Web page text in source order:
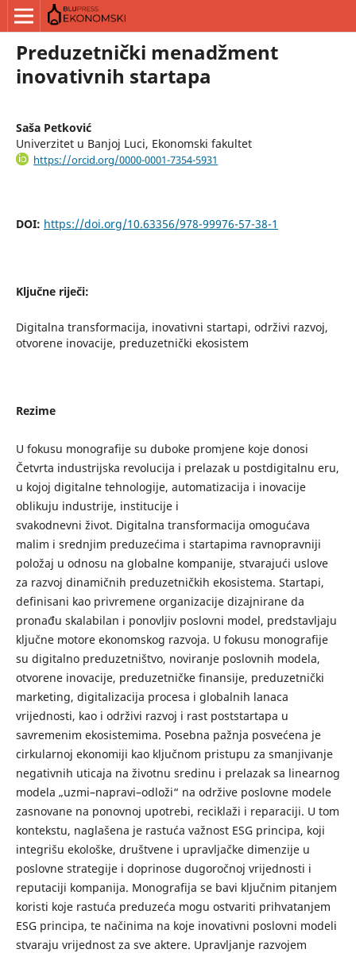
Preduzetnički menadžment
inovativnih startapa
Saša Petković
Univerzitet u Banjoj Luci, Ekonomski fakultet
https://orcid.org/0000-0001-7354-5931
DOI: https://doi.org/10.63356/978-99976-57-38-1
Ključne riječi:
Digitalna transformacija, inovativni startapi, održivi razvoj,
otvorene inovacije, preduzetnički ekosistem
Rezime
U fokusu monografije su duboke promjene koje donosi
Četvrta industrijska revolucija i prelazak u postdigitalnu eru,
u kojoj digitalne tehnologije, automatizacija i inovacije
oblikuju industrije, institucije i
svakodnevni život. Digitalna transformacija omogućava
malim i srednjim preduzećima i startapima ravnopravniji
položaj u odnosu na globalne kompanije, stvarajući uslove
za razvoj dinamičnih preduzetničkih ekosistema. Startapi,
definisani kao privremene organizacije dizajnirane da
pronađu skalabilan i ponovljiv poslovni model, predstavljaju
ključne motore ekonomskog razvoja. U fokusu monografije
su digitalno preduzetništvo, noviranje poslovnih modela,
otvorene inovacije, preduzetničke finansije, preduzetnički
marketing, digitalizacija procesa i globalnih lanaca
vrijednosti, kao i održivi razvoj i rast poststartapa u
savremenim ekosistemima. Posebna pažnja posvećena je
cirkularnoj ekonomiji kao ključnom pristupu za smanjivanje
negativnih uticaja na životnu sredinu i prelazak sa linearnog
modela „uzmi–napravi–odloži“ na održive poslovne modele
zasnovane na ponovnoj upotrebi, reciklaži i reparaciji. U tom
kontekstu, naglašena je rastuća važnost ESG principa, koji
integrišu ekološke, društvene i upravljačke dimenzije u
poslovne strategije i doprinose dugoročnoj vrijednosti i
reputaciji kompanija. Monografija se bavi ključnim pitanjem
koristi koje rastuća preduzeća mogu ostvariti prihvatanjem
ESG principa, te načinima na koje inovativni poslovni modeli
stvaraju vrijednost za sve aktere. Upravljanje razvojem